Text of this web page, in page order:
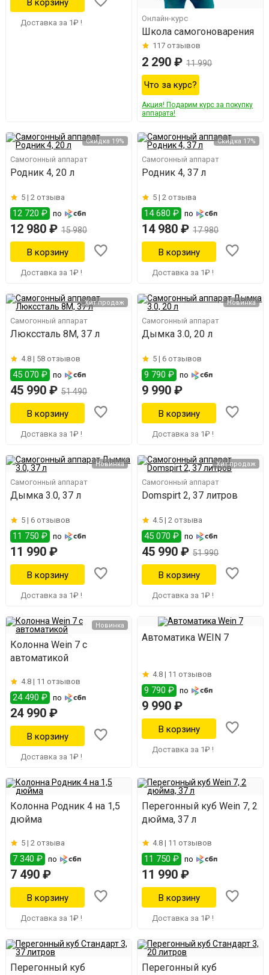
Доставка за 1₽ ! Онлайн-курс
Школа самогоноварения
117 отзывов
2 290 ₽ 11 990
Что за курс?
Акция! Подарим курс за покупку
аппарата!
Скидка 19%
Самогонный аппарат
Родник 4, 20 л
5 | 2 отзыва
12 720 ₽ по
12 980 ₽ 15 980
Доставка за 1₽ !
Скидка 17%
Самогонный аппарат
Родник 4, 37 л
5 |2 отзыва
14 680 ₽ по
14 980 ₽ 17 980
Доставка за 1₽ !
Хит продаж
Самогонный аппарат
Люкссталь 8М, 37 л
4.8 | 58 отзывов
45 070 ₽ по
45 990 ₽ 51 490
Доставка за 1₽ !
Новинка
Самогонный аппарат
Дымка 3.0, 20 л
5 |6 отзывов
9 790 ₽ по
9 990 ₽
Доставка за 1₽ !
Новинка
Самогонный аппарат
Дымка 3.0, 37 л
5 | 6 отзывов
11 750 ₽ по
11 990 ₽
Доставка за 1₽ !
Хит продаж
Самогонный аппарат
Domspirt 2, 37 литров
4.5 |2 отзыва
45 070 ₽ по
45 990 ₽ 51 990
Доставка за 1₽ !
Новинка
Колонна Wein 7 с
автоматикой
4.8 | 11 отзывов
24 490 ₽ по
24 990 ₽
Доставка за 1₽ !
Автоматика WEIN 7
4.8 | 11 отзывов
9 790 ₽ по
9 990 ₽
Доставка за 1₽ !
Колонна Родник 4 на 1,5
дюйма
5 | 2 отзыва
7 340 ₽ по
7 490 ₽
Доставка за 1₽ !
Перегонный куб Wein 7, 2
дюйма, 37 л
4.8 | 11 отзывов
11 750 ₽ по
11 990 ₽
Доставка за 1₽ !
Перегонный куб
Перегонный куб